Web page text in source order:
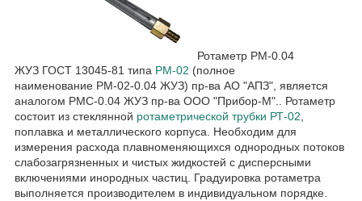
Ротаметр РМ-0.04
ЖУЗ ГОСТ 13045-81 типа РМ-02 (полное
наименование РМ-02-0.04 ЖУЗ) пр-ва АО "АПЗ", является
аналогом РМС-0.04 ЖУЗ пр-ва ООО "Прибор-М".. Ротаметр
состоит из стеклянной ротаметрической трубки РТ-02,
поплавка и металлического корпуса. Необходим для
измерения расхода плавноменяющихся однородных потоков
слабозагрязненных и чистых жидкостей с дисперсными
включениями инородных частиц. Градуировка ротаметра
выполняется производителем в индивидуальном порядке.